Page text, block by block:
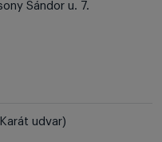
Sándor u. 7.
udvar)